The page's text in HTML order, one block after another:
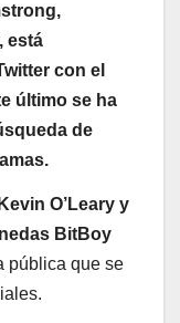
está
con el
último se ha
de
O’Leary y
BitBoy
pública que se